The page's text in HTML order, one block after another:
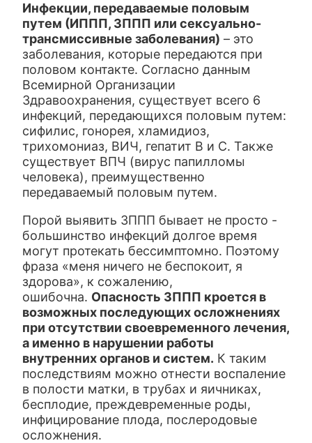
Инфекции, передаваемые половым
путем (ИППП, ЗППП или сексуально-
трансмиссивные заболевания) – это
заболевания, которые передаются при
половом контакте. Согласно данным
Всемирной Организации
Здравоохранения, существует всего 6
инфекций, передающихся половым путем:
сифилис, гонорея, хламидиоз,
трихомониаз, ВИЧ, гепатит В и С. Также
существует ВПЧ (вирус папилломы
человека), преимущественно
передаваемый половым путем.
Порой выявить ЗППП бывает не просто -
большинство инфекций долгое время
могут протекать бессимптомно. Поэтому
фраза «меня ничего не беспокоит, я
здорова», к сожалению,
ошибочна. Опасность ЗППП кроется в
возможных последующих осложнениях
при отсутствии своевременного лечения,
а именно в нарушении работы
внутренних органов и систем. К таким
последствиям можно отнести воспаление
в полости матки, в трубах и яичниках,
бесплодие, преждевременные роды,
инфицирование плода, послеродовые
осложнения.